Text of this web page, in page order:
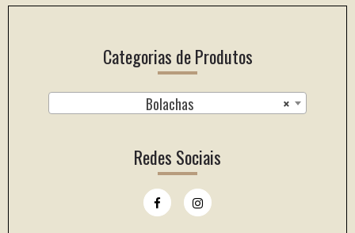
Categorias de Produtos
×
Bolachas
Redes Sociais